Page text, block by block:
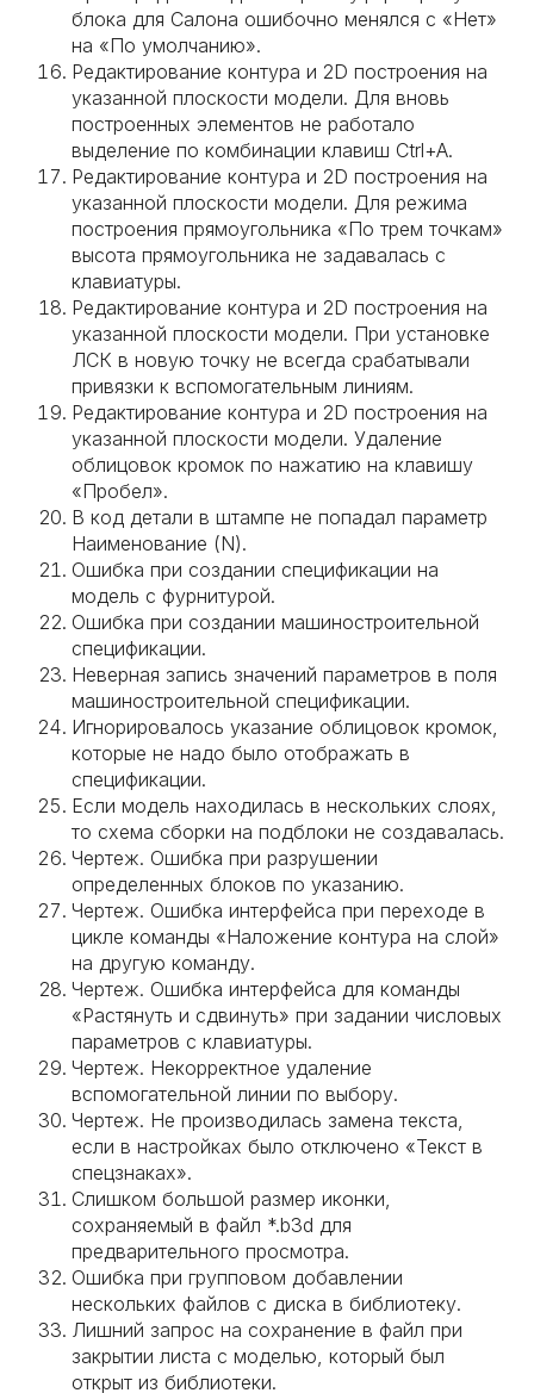
блока для Салона ошибочно менялся с «Нет»
на «По умолчанию».
Редактирование контура и 2D построения на
указанной плоскости модели. Для вновь
построенных элементов не работало
выделение по комбинации клавиш Ctrl+A.
Редактирование контура и 2D построения на
указанной плоскости модели. Для режима
построения прямоугольника «По трем точкам»
высота прямоугольника не задавалась с
клавиатуры.
Редактирование контура и 2D построения на
указанной плоскости модели. При установке
ЛСК в новую точку не всегда срабатывали
привязки к вспомогательным линиям.
Редактирование контура и 2D построения на
указанной плоскости модели. Удаление
облицовок кромок по нажатию на клавишу
«Пробел».
В код детали в штампе не попадал параметр
Наименование (N).
Ошибка при создании спецификации на
модель с фурнитурой.
Ошибка при создании машиностроительной
спецификации.
Неверная запись значений параметров в поля
машиностроительной спецификации.
Игнорировалось указание облицовок кромок,
которые не надо было отображать в
спецификации.
Если модель находилась в нескольких слоях,
то схема сборки на подблоки не создавалась.
Чертеж. Ошибка при разрушении
определенных блоков по указанию.
Чертеж. Ошибка интерфейса при переходе в
цикле команды «Наложение контура на слой»
на другую команду.
Чертеж. Ошибка интерфейса для команды
«Растянуть и сдвинуть» при задании числовых
параметров с клавиатуры.
Чертеж. Некорректное удаление
вспомогательной линии по выбору.
Чертеж. Не производилась замена текста,
если в настройках было отключено «Текст в
спецзнаках».
Слишком большой размер иконки,
сохраняемый в файл *.b3d для
предварительного просмотра.
Ошибка при групповом добавлении
нескольких файлов с диска в библиотеку.
Лишний запрос на сохранение в файл при
закрытии листа с моделью, который был
открыт из библиотеки.